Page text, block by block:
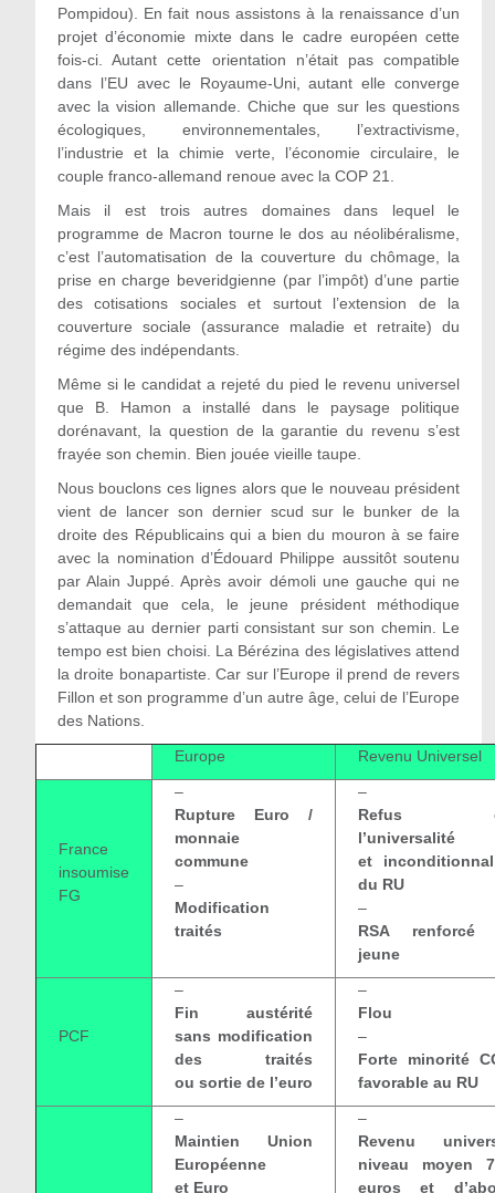
Pompidou). En fait nous assistons à la renaissance d’un
projet d’économie mixte dans le cadre européen cette
fois-ci. Autant cette orientation n’était pas compatible
dans l’EU avec le Royaume-Uni, autant elle converge
avec la vision allemande. Chiche que sur les questions
écologiques, environnementales, l’extractivisme,
l’industrie et la chimie verte, l’économie circulaire, le
couple franco-allemand renoue avec la COP 21.
Mais il est trois autres domaines dans lequel le
programme de Macron tourne le dos au néolibéralisme,
c’est l’automatisation de la couverture du chômage, la
prise en charge beveridgienne (par l’impôt) d’une partie
des cotisations sociales et surtout l’extension de la
couverture sociale (assurance maladie et retraite) du
régime des indépendants.
Même si le candidat a rejeté du pied le revenu universel
que B. Hamon a installé dans le paysage politique
dorénavant, la question de la garantie du revenu s’est
frayée son chemin. Bien jouée vieille taupe.
Nous bouclons ces lignes alors que le nouveau président
vient de lancer son dernier scud sur le bunker de la
droite des Républicains qui a bien du mouron à se faire
avec la nomination d’Édouard Philippe aussitôt soutenu
par Alain Juppé. Après avoir démoli une gauche qui ne
demandait que cela, le jeune président méthodique
s’attaque au dernier parti consistant sur son chemin. Le
tempo est bien choisi. La Bérézina des législatives attend
la droite bonapartiste. Car sur l’Europe il prend de revers
Fillon et son programme d’un autre âge, celui de l’Europe
des Nations.
Europe
Revenu Universel
France
insoumise
FG
–
Rupture Euro /
monnaie
commune
–
Modification
traités
–
Refus
l’universalité
et
du RU
–
RSA renforcé
jeune
PCF
–
Fin austérité
sans modification
des traités
ou sortie de l’euro
–
Flou
–
Forte minorité
favorable au RU
–
Maintien Union
Européenne
et Euro
–
Revenu
niveau moyen
euros et